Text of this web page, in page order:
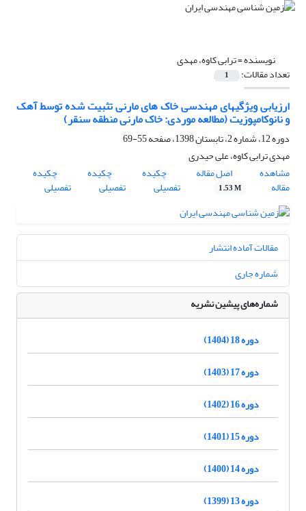
نویسنده =ترابی کاوه، مهدی
تعداد مقالات: 1
ارزیابی ویژگیهای مهندسی خاک های مارنی تثبیت شده توسط آهک
و نانوکامپوزیت (مطالعه موردی: خاک مارنی منطقه سنقر)
دوره 12، شماره 2، تابستان 1398، صفحه
55-69
مهدی ترابی کاوه، علی حیدری
مشاهده
مقاله
اصل مقاله
1.53 M
چکیده
تفصیلی
چکیده
تفصیلی
چکیده
تفصیلی
مقالات آماده انتشار
شماره جاری
شماره‌های پیشین نشریه
دوره 18 (1404)
دوره 17 (1403)
دوره 16 (1402)
دوره 15 (1401)
دوره 14 (1400)
دوره 13 (1399)